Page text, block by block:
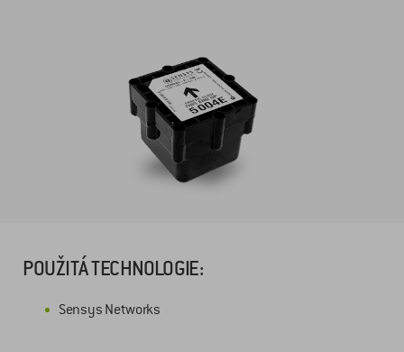
POUŽITÁ TECHNOLOGIE:
Sensys Networks